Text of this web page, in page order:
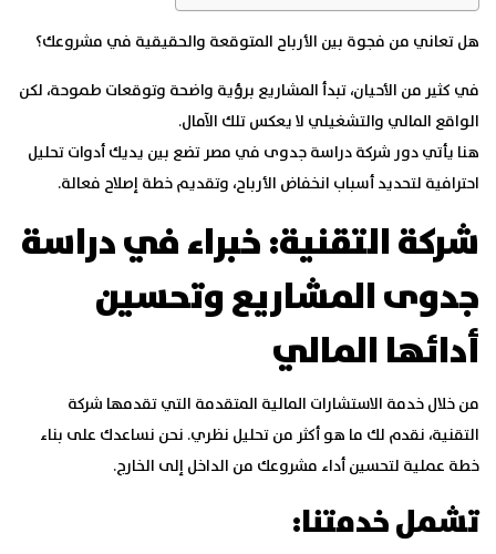
هل تعاني من فجوة بين الأرباح المتوقعة والحقيقية في مشروعك؟
في كثير من الأحيان، تبدأ المشاريع برؤية واضحة وتوقعات طموحة، لكن
الواقع المالي والتشغيلي لا يعكس تلك الآمال.
هنا يأتي دورشركةدراسة جدوى في مصرتضع بين يديك أدوات تحليل
احترافية لتحديد أسباب انخفاض الأرباح، وتقديم خطة إصلاح فعالة.
شركة التقنية: خبراء في دراسة
جدوى المشاريع وتحسين
أدائها المالي
من خلال خدمة الاستشارات المالية المتقدمة التي تقدمها شركة
التقنية، نقدم لك ما هو أكثر من تحليل نظري. نحن نساعدك على بناء
خطة عملية لتحسين أداء مشروعك من الداخل إلى الخارج.
تشمل خدمتنا: